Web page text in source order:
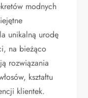
modnych
unikalną urodę
na bieżąco
rozwiązania
kształtu
klientek.